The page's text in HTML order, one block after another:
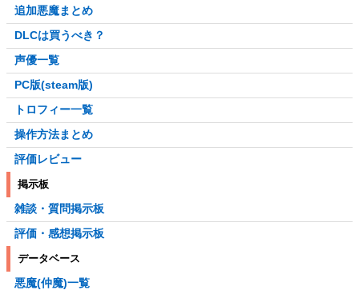
追加悪魔まとめ
DLCは買うべき？
声優一覧
PC版(steam版)
トロフィー一覧
操作方法まとめ
評価レビュー
掲示板
雑談・質問掲示板
評価・感想掲示板
データベース
悪魔(仲魔)一覧